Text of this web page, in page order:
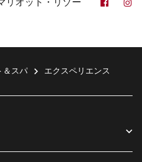
リオット・リゾー
＆スパ エクスペリエンス